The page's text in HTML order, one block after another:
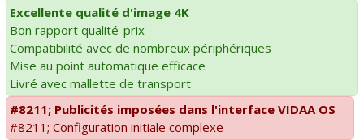
Excellente qualité d'image 4K
Bon rapport qualité-prix
Compatibilité avec de nombreux périphériques
Mise au point automatique efficace
Livré avec mallette de transport
#8211; Publicités imposées dans l'interface VIDAA OS
#8211; Configuration initiale complexe